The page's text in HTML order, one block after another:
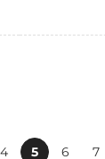
4 5 6 7